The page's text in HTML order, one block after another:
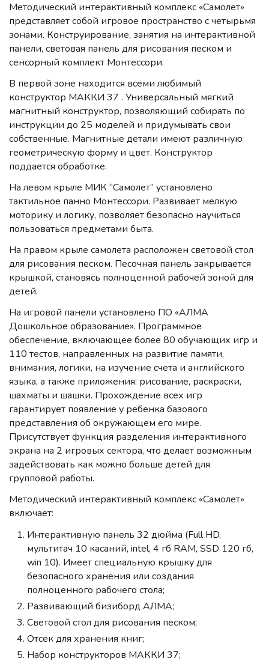
Методический интерактивный комплекс «Самолет»
представляет собой игровое пространство с четырьмя
зонами. Конструирование, занятия на интерактивной
панели, световая панель для рисования песком и
сенсорный комплект Монтессори.
В первой зоне находится всеми любимый
конструктор МАККИ 37 . Универсальный мягкий
магнитный конструктор, позволяющий собирать по
инструкции до 25 моделей и придумывать свои
собственные. Магнитные детали имеют различную
геометрическую форму и цвет. Конструктор
поддается обработке.
На левом крыле МИК “Самолет” установлено
тактильное панно Монтессори. Развивает мелкую
моторику и логику, позволяет безопасно научиться
пользоваться предметами быта.
На правом крыле самолета расположен световой стол
для рисования песком. Песочная панель закрывается
крышкой, становясь полноценной рабочей зоной для
детей.
На игровой панели установлено ПО «АЛМА
Дошкольное образование». Программное
обеспечение, включающее более 80 обучающих игр и
110 тестов, направленных на развитие памяти,
внимания, логики, на изучение счета и английского
языка, а также приложения: рисование, раскраски,
шахматы и шашки. Прохождение всех игр
гарантирует появление у ребенка базового
представления об окружающем его мире.
Присутствует функция разделения интерактивного
экрана на 2 игровых сектора, что делает возможным
задействовать как можно больше детей для
групповой работы.
Методический интерактивный комплекс «Самолет»
включает:
Интерактивную панель 32 дюйма (Full HD,
мультитач 10 касаний, intel, 4 гб RAM, SSD 120 гб,
win 10). Имеет специальную крышку для
безопасного хранения или создания
полноценного рабочего стола;
Развивающий бизиборд АЛМА;
Световой стол для рисования песком;
Отсек для хранения книг;
Набор конструкторов МАККИ 37;